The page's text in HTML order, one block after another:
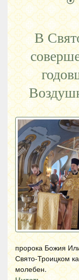
В
пророка Божия
Свято-Троицком
молебен.